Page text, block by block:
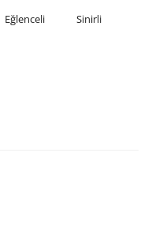
Eğlenceli Sinirli